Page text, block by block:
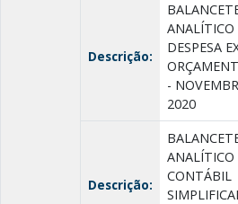
Descrição:
ANALÍTICO
DESPESA
-
2020
Descrição:
ANALÍTICO
CONTÁBIL